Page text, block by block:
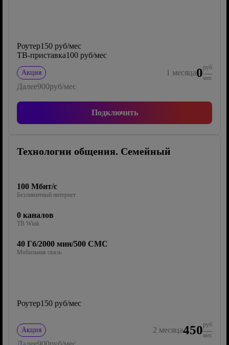
Роутер150 руб/мес
ТВ-приставка100 руб/мес
Акция 1 месяца0руб
мес
Далее900руб/мес
Подключить
Технологии общения. Семейный
100 Мбит/с
Безлимитный интернет
0 каналов
ТВ Wink
40 Гб/2000 мин/500 СМС
Мобильная связь
Роутер150 руб/мес
Акция 2 месяца450руб
мес